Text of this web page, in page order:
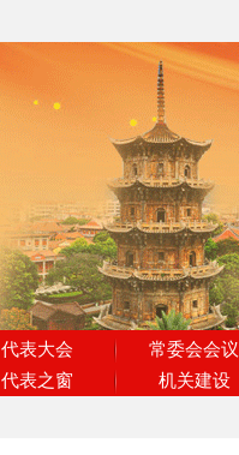
代表大会 常委会会议
代表之窗 机关建设